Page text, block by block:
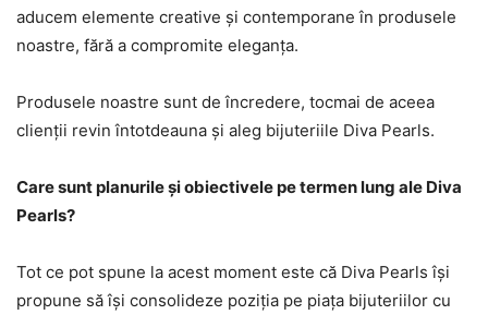
aducem elemente creative și contemporane în produsele
noastre, fără a compromite eleganța.
Produsele noastre sunt de încredere, tocmai de aceea
clienții revin întotdeauna și aleg bijuteriile Diva Pearls.
Care sunt planurile și obiectivele pe termen lung ale Diva
Pearls?
Tot ce pot spune la acest moment este că Diva Pearls își
propune să își consolideze poziția pe piața bijuteriilor cu